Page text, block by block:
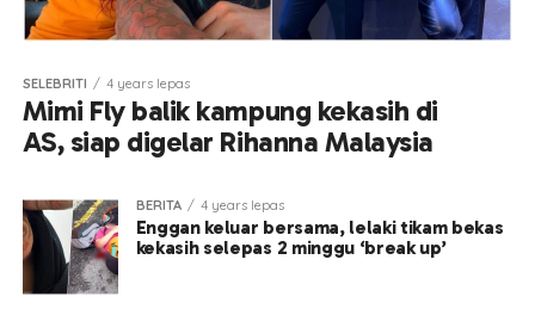
SELEBRITI 4 years lepas
Mimi Fly balik kampung kekasih di
AS, siap digelar Rihanna Malaysia
BERITA 4 years lepas
Enggan keluar bersama, lelaki tikam bekas
kekasih selepas 2 minggu ‘break up’